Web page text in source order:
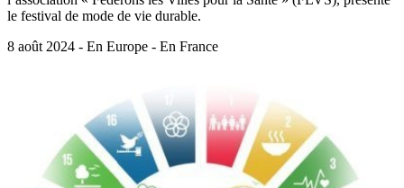
le festival de mode de vie durable.
8 août 2024 - En Europe - En France